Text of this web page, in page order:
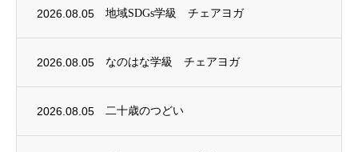
2026.08.05 地域SDGs学級 チェアヨガ
2026.08.05 なのはな学級 チェアヨガ
2026.08.05 二十歳のつどい